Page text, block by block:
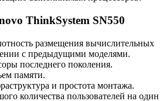
ThinkSystem SN550
размещения вычислительных
с предыдущими моделями.
последнего поколения.
памяти.
и простота монтажа.
количества пользователей на один